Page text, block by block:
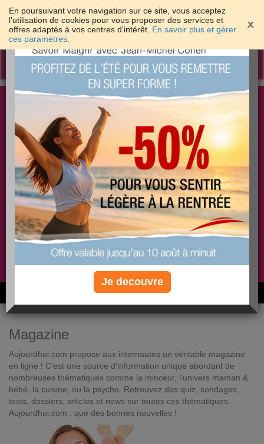
En poursuivant votre navigation sur ce site, vous acceptez
l'utilisation de cookies pour vous proposer des services et
offres adaptés à vos centres d'intérêt. En savoir plus et gérer
ces paramètres.
Toggle
Les meilleures solutions pour maigrir et être bien
dans sa peau
PLUS
EFFICACE
PLUS
SANTÉ
PLUS
COACHING
Non, je préfère le régime gratuit
6M de personnes ont maigri et réappris à manger avec nous
Magazine
Aujourdhui.com propose aux internautes un véritable magazine
en ligne ! C'est une source d'information unique abordant de
nombreuses thématiques comme la minceur, l'univers maman &
bébé, la cuisine, ou la psycho. Retrouvez des quiz, sondages,
tests, dossiers, articles et news sur toutes ces thématiques.
Aujourdhui.com : que des bonnes nouvelles !
×
Je decouvre